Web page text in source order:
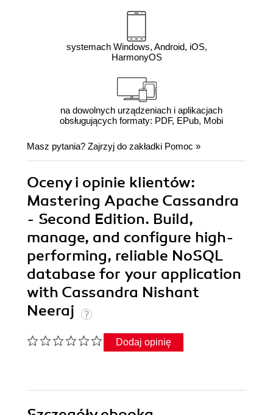
systemach Windows, Android, iOS,
HarmonyOS
na dowolnych urządzeniach i aplikacjach
obsługujących formaty: PDF, EPub, Mobi
Masz pytania? Zajrzyj do zakładki Pomoc »
Oceny i opinie klientów:
Mastering Apache Cassandra
- Second Edition. Build,
manage, and configure high-
performing, reliable NoSQL
database for your application
with Cassandra Nishant
Neeraj
Dodaj opinię